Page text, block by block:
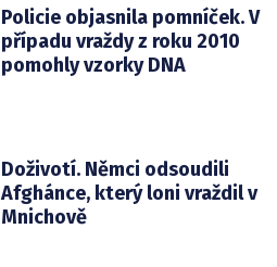
Policie objasnila pomníček. V
případu vraždy z roku 2010
pomohly vzorky DNA
Doživotí. Němci odsoudili
Afghánce, který loni vraždil v
Mnichově